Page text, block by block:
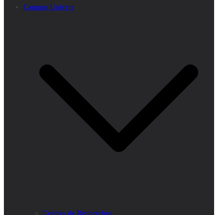
Campus Univers
Centres de Recherches